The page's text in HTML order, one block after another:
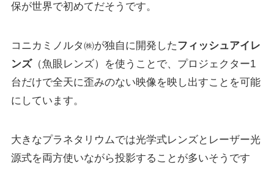
保が世界で初めてだそうです。
コニカミノルタ㈱が独自に開発したフィッシュアイレ
ンズ（魚眼レンズ）を使うことで、プロジェクター1
台だけで全天に歪みのない映像を映し出すことを可能
にしています。
大きなプラネタリウムでは光学式レンズとレーザー光
源式を両方使いながら投影することが多いそうです